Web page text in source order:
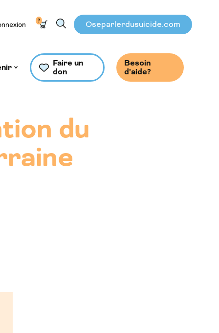
? Oseparlerdusuicide.com
Faire un
don
Besoin
d’aide?
du